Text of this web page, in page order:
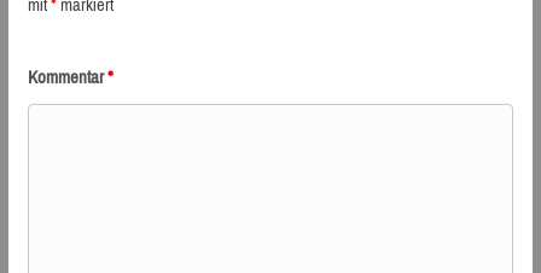
Kommentar*